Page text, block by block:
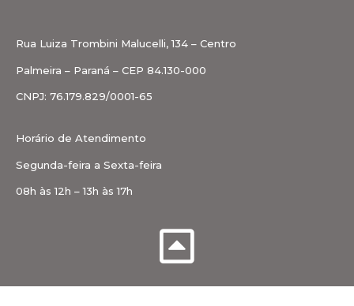
Rua Luiza Trombini Malucelli, 134 – Centro
Palmeira – Paraná – CEP 84.130-000
CNPJ: 76.179.829/0001-65
Horário de Atendimento
Segunda-feira a Sexta-feira
08h às 12h – 13h às 17h